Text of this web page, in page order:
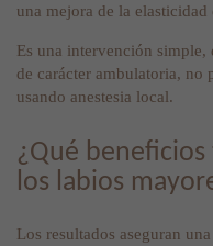
una mejora de la
Es una intervención simple,
de carácter ambulatoria, no
usando anestesia local.
¿Qué
los labios
Los resultados aseguran